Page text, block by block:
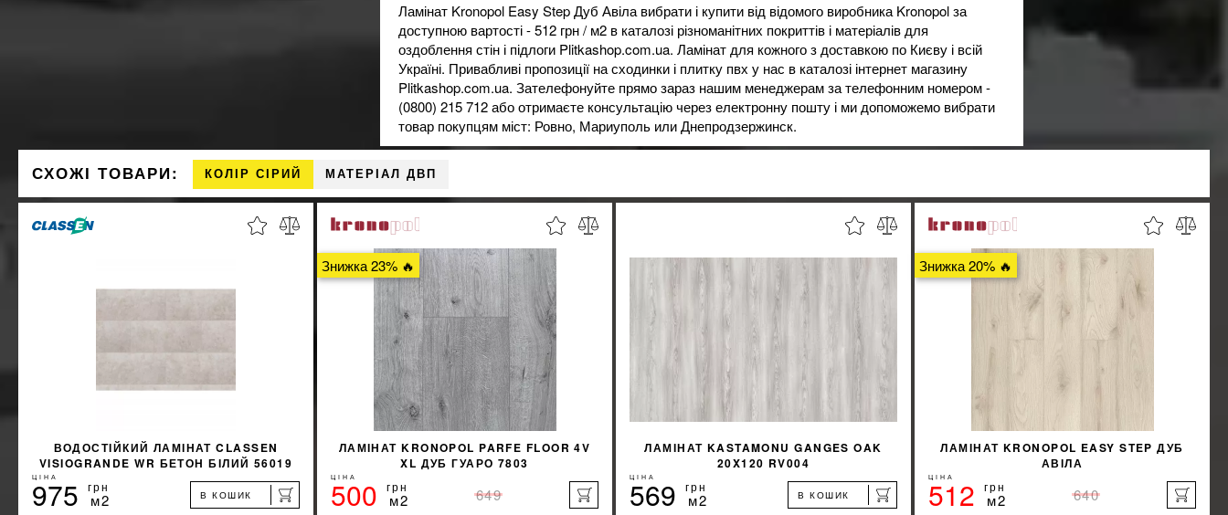
Ламінат Kronopol Easy Step Дуб Авіла вибрати і купити від відомого виробника Kronopol за
доступною вартості - 512 грн / м2 в каталозі різноманітних покриттів і матеріалів для
оздоблення стін і підлоги Plitkashop.com.ua. Ламінат для кожного з доставкою по Києву і всій
Україні. Привабливі пропозиції насходинки і плитку пвх у нас в каталозі інтернет магазину
Plitkashop.com.ua. Зателефонуйте прямо зараз нашим менеджерам за телефонним номером -
(0800) 215 712 або отримаєте консультацію через електронну пошту і ми допоможемо вибрати
товар покупцям міст: Ровно, Мариуполь или Днепродзержинск.
СХОЖІ ТОВАРИ: КОЛІР СІРИЙ МАТЕРІАЛ ДВП
ВОДОСТІЙКИЙ ЛАМІНАТ CLASSEN
VISIOGRANDE WR БЕТОН БІЛИЙ 56019
ЦІНА
975 грн
м2 В КОШИК
Знижка 23% 🔥
ЛАМІНАТ KRONOPOL PARFE FLOOR 4V
XL ДУБ ГУАРО 7803
ЦІНА
500 грн
м2 649
ЛАМІНАТ KASTAMONU GANGES OAK
20X120 RV004
ЦІНА
569 грн
м2 В КОШИК
Знижка 20% 🔥
ЛАМІНАТ KRONOPOL EASY STEP ДУБ
АВІЛА
ЦІНА
512 грн
м2 640